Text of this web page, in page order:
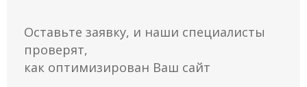
Оставьте заявку, и наши специалисты
проверят,
как оптимизирован Ваш сайт